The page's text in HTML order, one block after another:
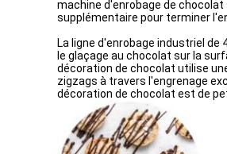
machine d'enrobage de
supplémentaire pour terminer
La ligne d'enrobage industriel
le glaçage au chocolat sur la
décoration de chocolat utilise
zigzags à travers l'engrenage
décoration de chocolat est de